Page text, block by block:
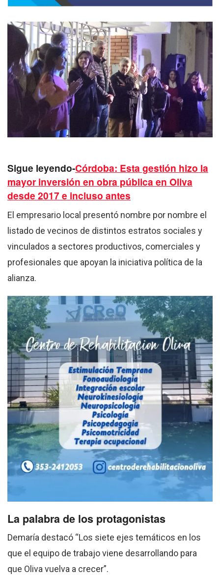
Sigue leyendo-Córdoba: Esta gestión hizo la
mayor inversión en obra pública en Oliva
desde 2017 e incluso antes
El empresario local presentó nombre por nombre el
listado de vecinos de distintos estratos sociales y
vinculados a sectores productivos, comerciales y
profesionales que apoyan la iniciativa política de la
alianza.
La palabra de los protagonistas
Demaría destacó “Los siete ejes temáticos en los
que el equipo de trabajo viene desarrollando para
que Oliva vuelva a crecer”.